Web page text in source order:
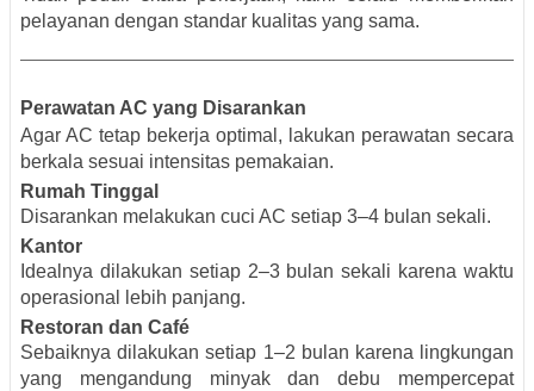
pelayanan dengan standar kualitas yang sama.
Perawatan AC yang Disarankan
Agar AC tetap bekerja optimal, lakukan perawatan secara
berkala sesuai intensitas pemakaian.
Rumah Tinggal
Disarankan melakukan cuci AC setiap 3–4 bulan sekali.
Kantor
Idealnya dilakukan setiap 2–3 bulan sekali karena waktu
operasional lebih panjang.
Restoran dan Café
Sebaiknya dilakukan setiap 1–2 bulan karena lingkungan
yang mengandung minyak dan debu mempercepat